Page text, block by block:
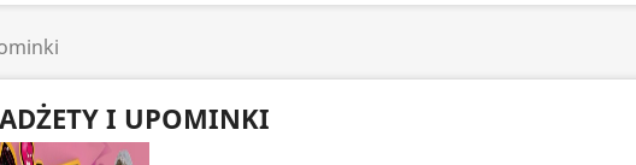
I UPOMINKI